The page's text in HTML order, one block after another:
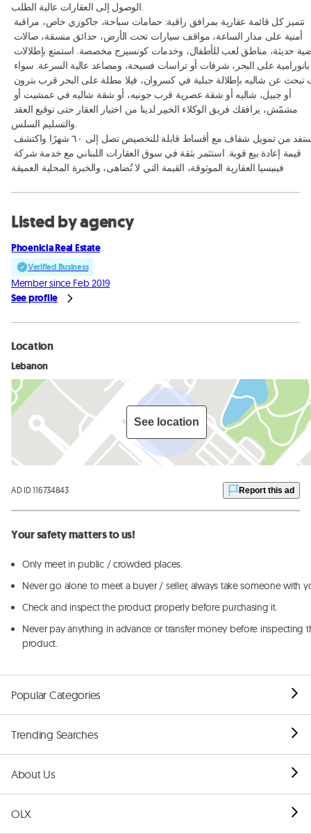
الوصول إلى العقارات عالية الطلب.
والتسليم السلس.
فينيسيا العقارية الموثوقة، القيمة التي لا تُضاهى، والخبرة المحلية العميقة
Listed by agency
Phoenicia Real Estate
Verified Business
Member since Feb 2019
See profile
Location
Lebanon
See location
AD ID 116734843 Report this ad
Your safety matters to us!
Only meet in public / crowded places.
Never go alone to meet a buyer / seller, always take someone with
Check and inspect the product properly before purchasing it.
Never pay anything in advance or transfer money before inspecting
product.
Popular Categories
Trending Searches
About Us
OLX